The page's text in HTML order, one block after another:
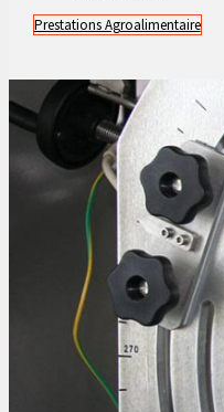
Prestations Agroalimentaire